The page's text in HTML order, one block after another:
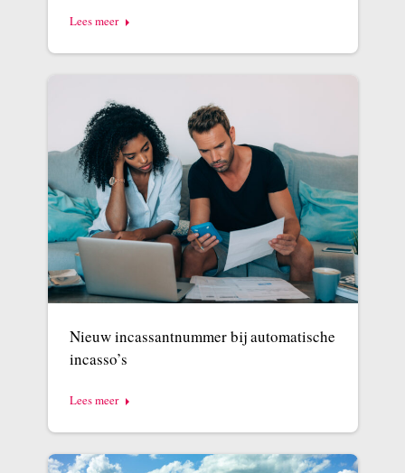
Lees meer
Nieuw incassantnummer bij automatische
incasso’s
Lees meer